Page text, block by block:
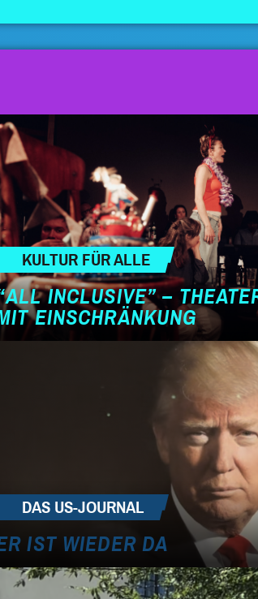
KULTUR FÜR ALLE
INCLUSIVE” –
EINSCHRÄNKUNG
DAS US-JOURNAL
IST WIEDER DA